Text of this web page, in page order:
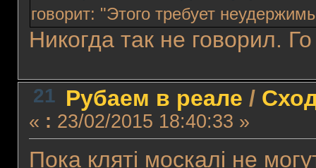
говорит: "Этого требует
Никогда так не говорил.
21 Рубаем в реале /
« : 23/02/2015 18:40:33 »
Пока клятi москалi не